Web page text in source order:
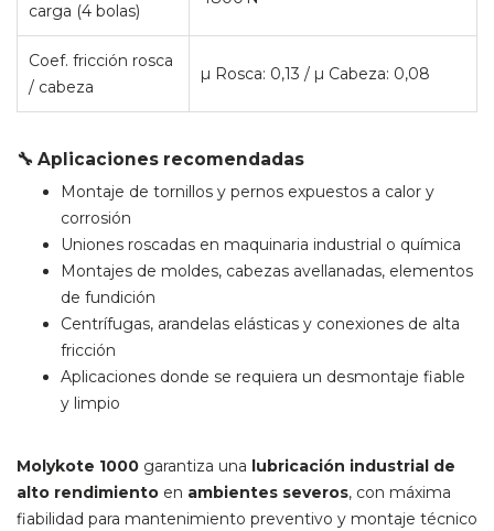
carga (4 bolas)
Coef. fricción rosca
/ cabeza
µ Rosca: 0,13 / µ Cabeza: 0,08
🔧 Aplicaciones recomendadas
Montaje de tornillos y pernos expuestos a calor y
corrosión
Uniones roscadas en maquinaria industrial o química
Montajes de moldes, cabezas avellanadas, elementos
de fundición
Centrífugas, arandelas elásticas y conexiones de alta
fricción
Aplicaciones donde se requiera un desmontaje fiable
y limpio
Molykote 1000 garantiza una lubricación industrial de
alto rendimiento en ambientes severos, con máxima
fiabilidad para mantenimiento preventivo y montaje técnico